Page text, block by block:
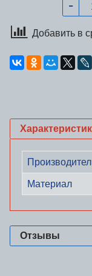
Добавить в
Материал
Отзывы